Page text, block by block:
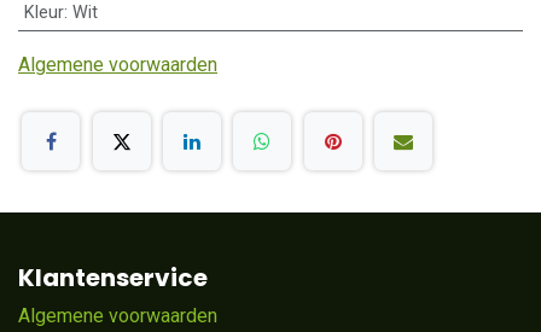
Kleur: Wit
Algemene voorwaarden
Klantenservice
Algemene voorwaarden